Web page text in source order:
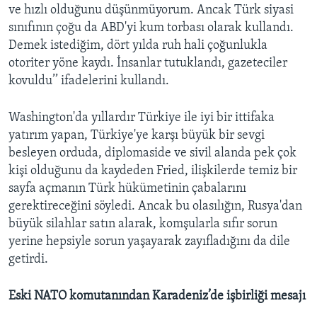
ve hızlı olduğunu düşünmüyorum. Ancak Türk siyasi
sınıfının çoğu da ABD'yi kum torbası olarak kullandı.
Demek istediğim, dört yılda ruh hali çoğunlukla
otoriter yöne kaydı. İnsanlar tutuklandı, gazeteciler
kovuldu’’ ifadelerini kullandı.
Washington'da yıllardır Türkiye ile iyi bir ittifaka
yatırım yapan, Türkiye'ye karşı büyük bir sevgi
besleyen orduda, diplomaside ve sivil alanda pek çok
kişi olduğunu da kaydeden Fried, ilişkilerde temiz bir
sayfa açmanın Türk hükümetinin çabalarını
gerektireceğini söyledi. Ancak bu olasılığın, Rusya'dan
büyük silahlar satın alarak, komşularla sıfır sorun
yerine hepsiyle sorun yaşayarak zayıfladığını da dile
getirdi.
Eski NATO komutanından Karadeniz’de işbirliği mesajı